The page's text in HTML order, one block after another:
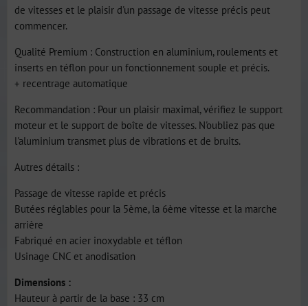
de vitesses et le plaisir d'un passage de vitesse précis peut
commencer.
Qualité Premium : Construction en aluminium, roulements et
inserts en téflon pour un fonctionnement souple et précis.
+ recentrage automatique
Recommandation : Pour un plaisir maximal, vérifiez le support
moteur et le support de boîte de vitesses. N'oubliez pas que
l'aluminium transmet plus de vibrations et de bruits.
Autres détails :
Passage de vitesse rapide et précis
Butées réglables pour la 5ème, la 6ème vitesse et la marche
arrière
Fabriqué en acier inoxydable et téflon
Usinage CNC et anodisation
Dimensions :
Hauteur à partir de la base : 33 cm